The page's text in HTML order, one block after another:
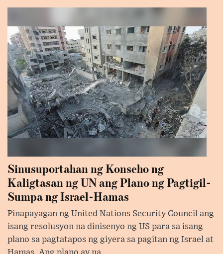
Sinusuportahan ng Konseho ng
Kaligtasan ng UN ang Plano ng Pagtigil-
Sumpa ng Israel-Hamas
Pinapayagan ng United Nations Security Council ang
isang resolusyon na dinisenyo ng US para sa isang
plano sa pagtatapos ng giyera sa pagitan ng Israel at